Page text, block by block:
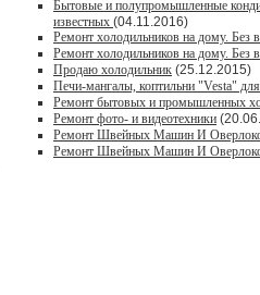
Бытовые и полупромышленные
известных (04.11.2016)
Ремонт холодильников на дому. Без
Ремонт холодильников на дому. Без
Продаю холодильник (25.12.2015)
Печи-мангалы, коптильни "Vesta"
Ремонт бытовых и промышленных
Ремонт фото- и видеотехники
Ремонт Швейных Машин И
Ремонт Швейных Машин И